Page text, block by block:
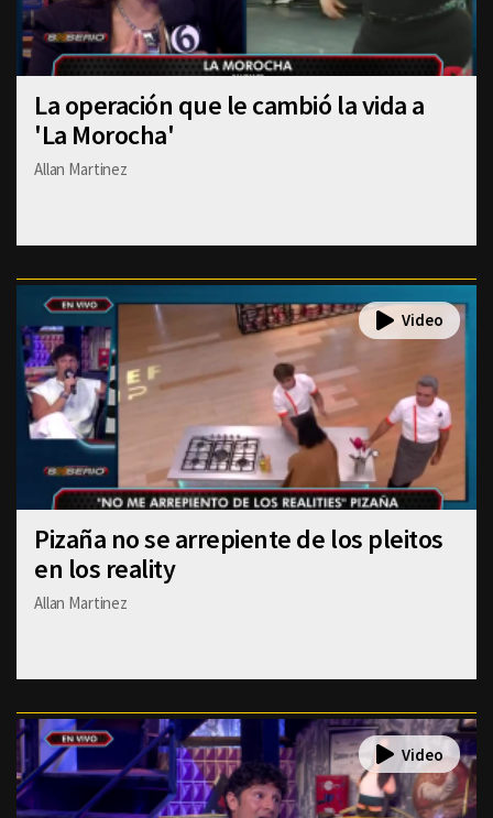
La operación que le cambió la vida a
'La Morocha'
Allan Martinez
Pizaña no se arrepiente de los pleitos
en los reality
Allan Martinez